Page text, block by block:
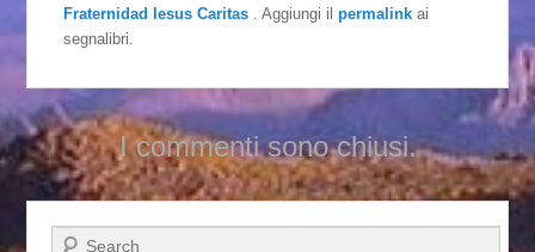
Fraternidad Iesus Caritas . Aggiungi ilpermalink ai
segnalibri.
I commenti sono chiusi.
Cerca